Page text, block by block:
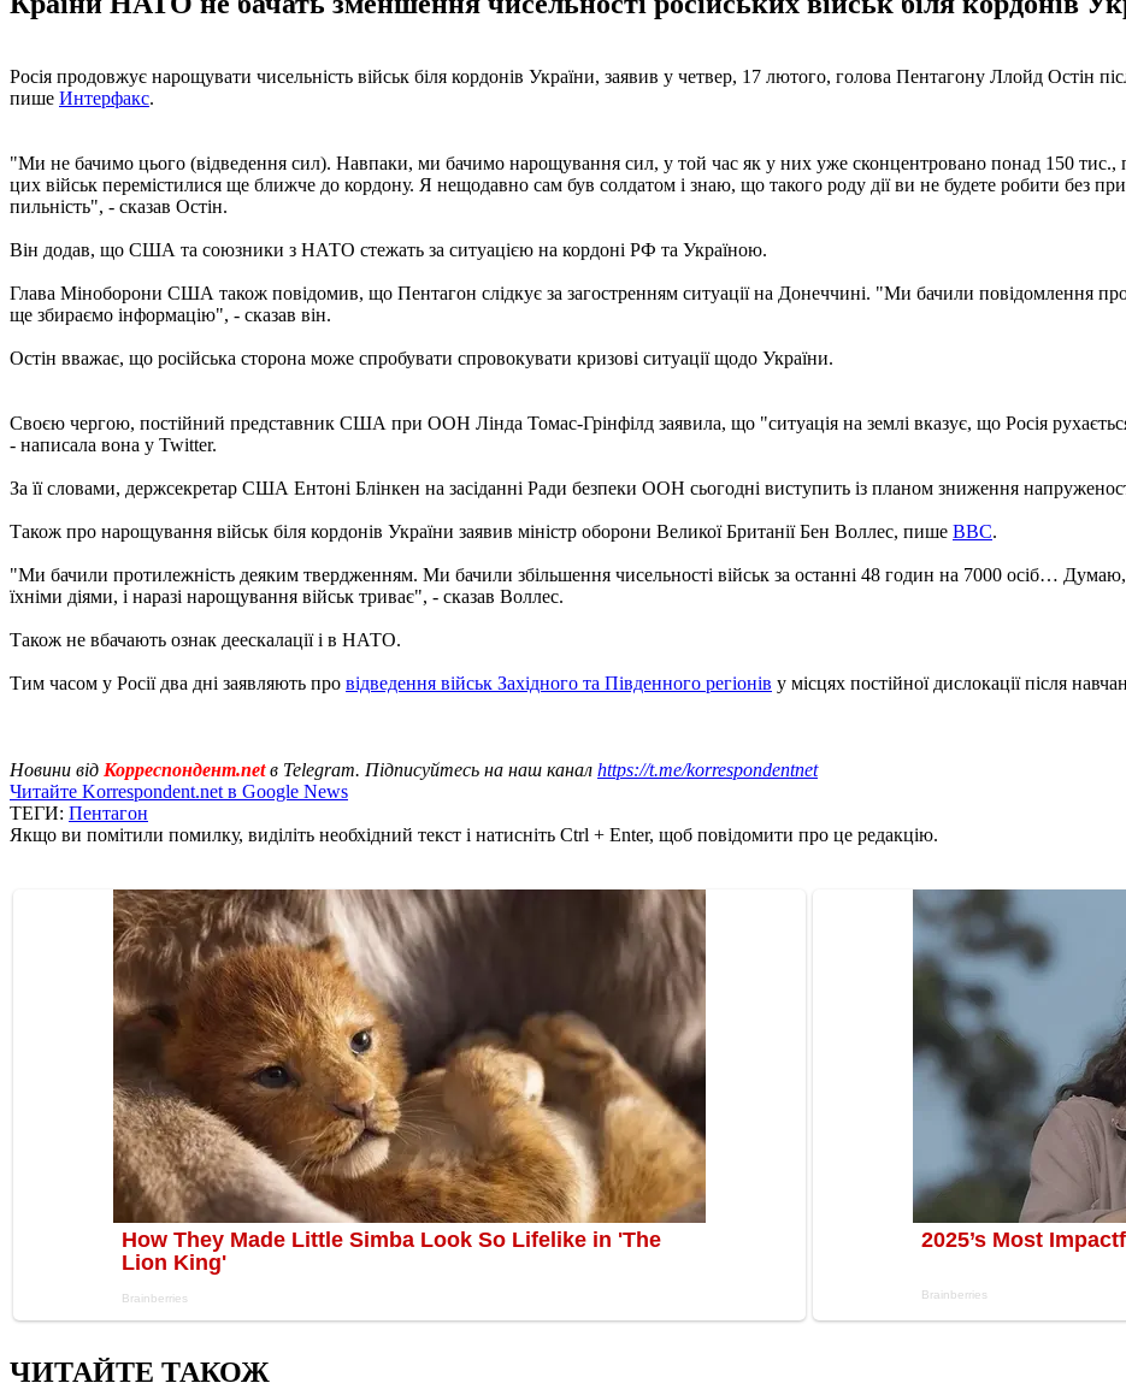
Росія продовжує нарощувати чисельність військ біля кордонів України, заявив у четвер, 17 лютого, голова Пентагону Ллойд Остін
пише Интерфакс.
"Ми не бачимо цього (відведення сил). Навпаки, ми бачимо нарощування сил, у той час як у них уже сконцентровано понад 150 тис.,
цих військ перемістилися ще ближче до кордону. Я нещодавно сам був солдатом і знаю, що такого роду дії ви не будете робити без
пильність", - сказав Остін.
Він додав, що США та союзники з НАТО стежать за ситуацією на кордоні РФ та Україною.
Глава Міноборони США також повідомив, що Пентагон слідкує за загостренням ситуації на Донеччині. "Ми бачили повідомлення
ще збираємо інформацію", - сказав він.
Остін вважає, що російська сторона може спробувати спровокувати кризові ситуації щодо України.
Своєю чергою, постійний представник США при ООН Лінда Томас-Грінфілд заявила, що "ситуація на землі вказує, що Росія
- написала вона у Twitter.
За її словами, держсекретар США Ентоні Блінкен на засіданні Ради безпеки ООН сьогодні виступить із планом зниження
Також про нарощування військ біля кордонів України заявив міністр оборони Великої Британії Бен Воллес, пише ВВС.
"Ми бачили протилежність деяким твердженням. Ми бачили збільшення чисельності військ за останні 48 годин на 7000 осіб…
їхніми діями, і наразі нарощування військ триває", - сказав Воллес.
Також не вбачають ознак деескалації і в НАТО.
Тим часом у Росії два дні заявляють про відведення військ Західного та Південного регіонів у місцях постійної дислокації після
Новини від Корреспондент.netв Telegram. Підписуйтесь на наш канал https://t.me/korrespondentnet
Читайте Korrespondent.net в Google News
ТЕГИ: Пентагон
Якщо ви помітили помилку, виділіть необхідний текст і натисніть Ctrl + Enter, щоб повідомити про це редакцію.
ЧИТАЙТЕ ТАКОЖ